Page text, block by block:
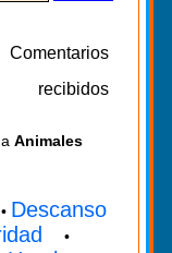
Comentarios
recibidos
Animales
Descanso
•